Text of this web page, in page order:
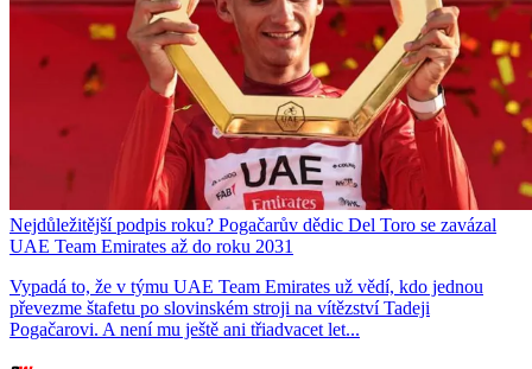
Nejdůležitější podpis roku? Pogačarův dědic Del Toro se zavázal
UAE Team Emirates až do roku 2031
Vypadá to, že v týmu UAE Team Emirates už vědí, kdo jednou
převezme štafetu po slovinském stroji na vítězství Tadeji
Pogačarovi. A není mu ještě ani třiadvacet let...